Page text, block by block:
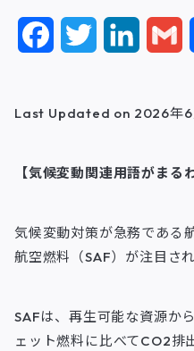
c
b
o
t
r
n
e
I
a
l
Last Updated on 2026年
【気候変動関連用語がまる
気候変動対策が急務である
航空燃料（SAF）が注目され
SAFは、再生可能な資源か
ェット燃料に比べてCO2排